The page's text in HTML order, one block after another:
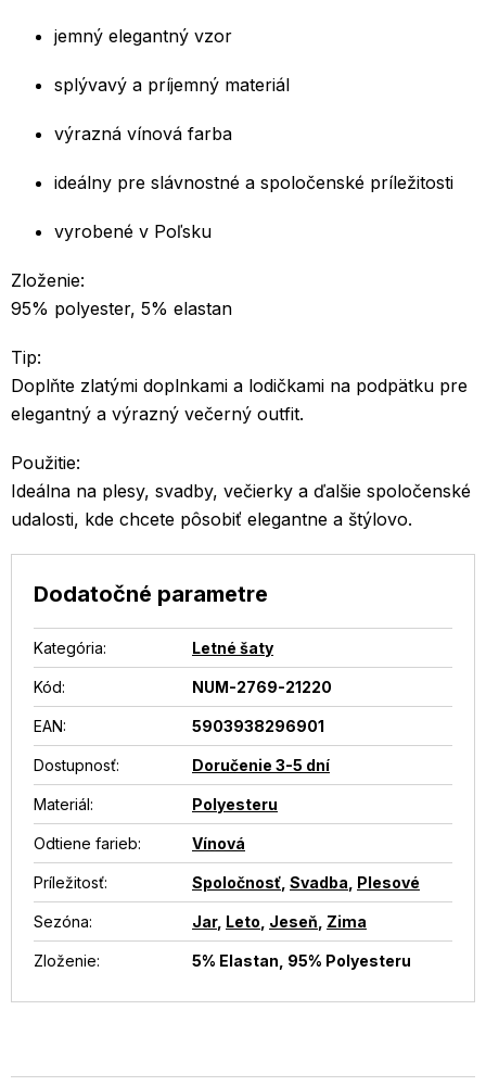
jemný elegantný vzor
splývavý a príjemný materiál
výrazná vínová farba
ideálny pre slávnostné a spoločenské príležitosti
vyrobené v Poľsku
Zloženie:
95% polyester, 5% elastan
Tip:
Doplňte zlatými doplnkami a lodičkami na podpätku pre
elegantný a výrazný večerný outfit.
Použitie:
Ideálna na plesy, svadby, večierky a ďalšie spoločenské
udalosti, kde chcete pôsobiť elegantne a štýlovo.
Dodatočné parametre
Kategória: Letné šaty
Kód: NUM-2769-21220
EAN: 5903938296901
Dostupnosť: Doručenie 3-5 dní
Materiál: Polyesteru
Odtiene farieb: Vínová
Príležitosť: Spoločnosť Svadba Plesové
Sezóna: Jar, Leto Jeseň Zima
Zloženie: 5% Elastan, 95% Polyesteru